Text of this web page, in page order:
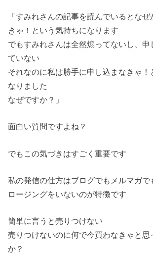
「すみれさんの記事を読んでいるとな
きゃ！という気持ちになります
でもすみれさんは全然煽ってないし、申
ていない
それなのに私は勝手に申し込まなきゃ！
なりました
なぜですか？」
面白い質問ですよね？
でもこの気づきはすごく重要です
私の発信の仕方はブログでもメルマガで
ロージングをいないのが特徴です
簡単に言うと売りつけない
売りつけないのに何で今買わなきゃと思
か？